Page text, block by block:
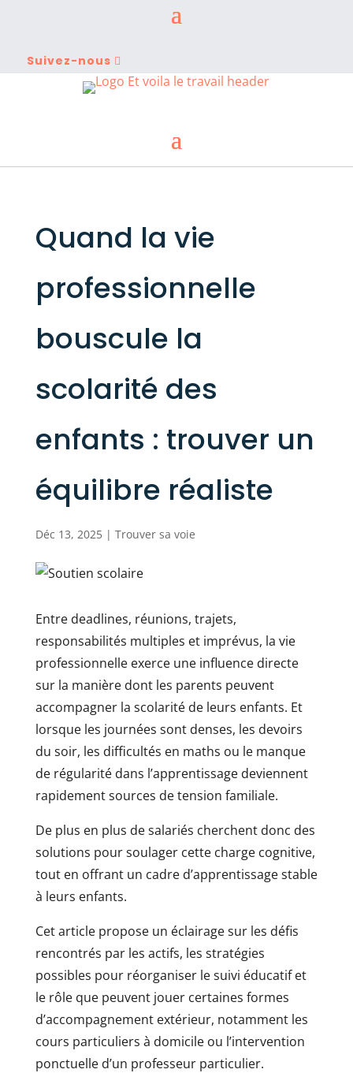
Suivez-nous
Quand la vie
professionnelle
bouscule la
scolarité des
enfants : trouver un
équilibre réaliste
Déc 13, 2025| Trouver sa voie
Entre deadlines, réunions, trajets,
responsabilités multiples et imprévus, la vie
professionnelle exerce une influence directe
sur la manière dont les parents peuvent
accompagner la scolarité de leurs enfants. Et
lorsque les journées sont denses, les devoirs
du soir, les difficultés en maths ou le manque
de régularité dans l’apprentissage deviennent
rapidement sources de tension familiale.
De plus en plus de salariés cherchent donc des
solutions pour soulager cette charge cognitive,
tout en offrant un cadre d’apprentissage stable
à leurs enfants.
Cet article propose un éclairage sur les défis
rencontrés par les actifs, les stratégies
possibles pour réorganiser le suivi éducatif et
le rôle que peuvent jouer certaines formes
d’accompagnement extérieur, notamment les
cours particuliers à domicile ou l’intervention
ponctuelle d’un professeur particulier.